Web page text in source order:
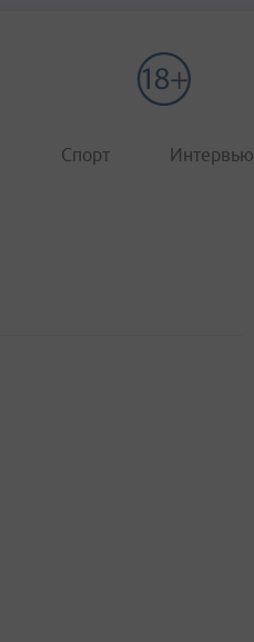
Спорт Интервью